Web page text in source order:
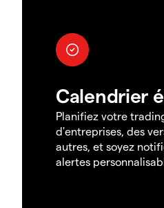
Calendrier
Planifiez votre
d'entreprises, des
autres, et soyez
alertes